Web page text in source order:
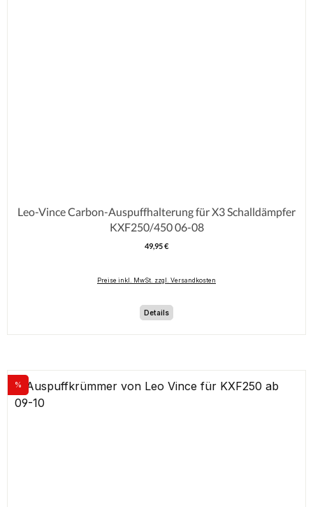
Leo-Vince Carbon-Auspuffhalterung für X3 Schalldämpfer
KXF250/450 06-08
Regulärer Preis:
49,95 €
Preise inkl. MwSt. zzgl. Versandkosten
Details
Rabatt
%